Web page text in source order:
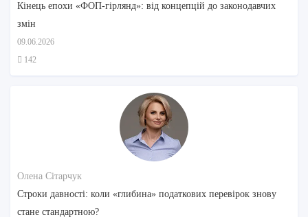
Кінець епохи «ФОП-гірлянд»: від концепцій до законодавчих
змін
09.06.2026
142
Олена Сітарчук
Строки давності: коли «глибина» податкових перевірок знову
стане стандартною?